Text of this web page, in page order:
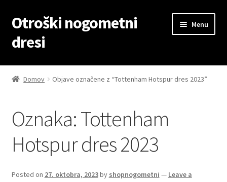
Skip
to
navigation
Skip
to
content
Otroški nogometni
dresi
Menu
Domov
Kontaktiraj nas
Košarica
Moj račun
Domov Objave označene z “Tottenham Hotspur dres 2023”
Oznaka:Tottenham
Hotspur dres 2023
Posted on 27. oktobra, 2023by shopnogometni — Leave a